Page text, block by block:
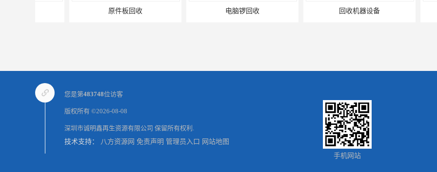
回收机器设备
报废设备回收 电子物料回收 废旧电子回收
您是第483748位访客
版权所有 ©2026-08-08
深圳市诚明鑫再生资源有限公司 保留所有权利.
技术支持： 八方资源网 免责声明 管理员入口 网站地图
手机网站